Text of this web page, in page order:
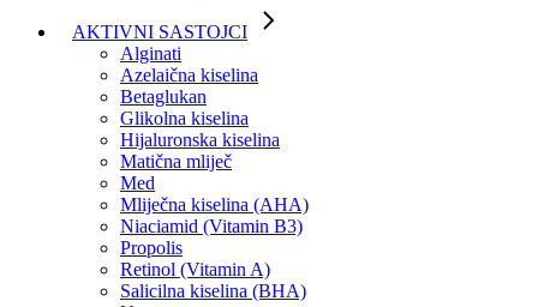
AKTIVNI SASTOJCI
Alginati
Azelaična kiselina
Betaglukan
Glikolna kiselina
Hijaluronska kiselina
Matična mliječ
Med
Mliječna kiselina (AHA)
Niaciamid (Vitamin B3)
Propolis
Retinol (Vitamin A)
Salicilna kiselina (BHA)